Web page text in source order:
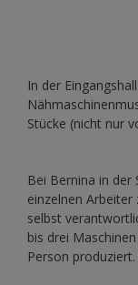
In der
Stücke (nicht nur
Bei Bernina in der
einzelnen
selbst
bis drei
Person produziert.